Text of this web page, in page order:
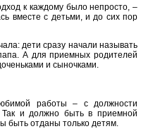
к каждому было непросто, –
вместе с детьми, и до сих пор
дети сразу начали называть
А для приемных родителей
и сыночками.
работы – с должности
Так и должно быть в приемной
быть отданы только детям.